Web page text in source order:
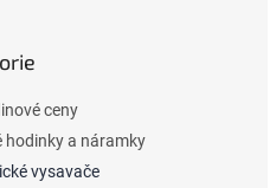
ceny
hodinky a náramky
vysavače